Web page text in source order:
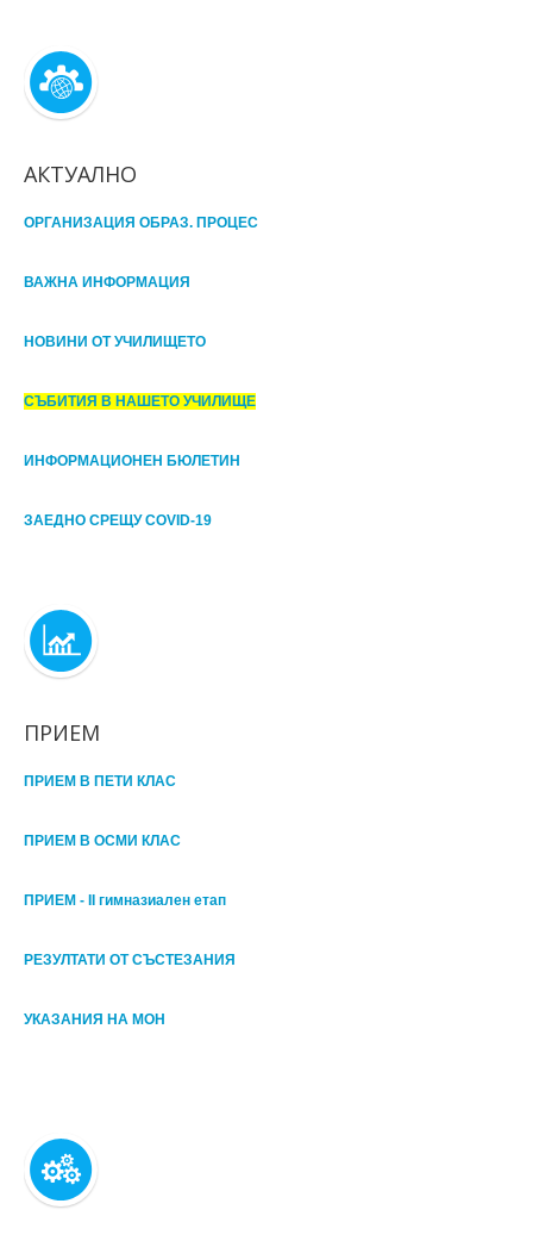
АКТУАЛНО
ОРГАНИЗАЦИЯ ОБРАЗ. ПРОЦЕС
ВАЖНА ИНФОРМАЦИЯ
НОВИНИ ОТ УЧИЛИЩЕТО
СЪБИТИЯ В НАШЕТО УЧИЛИЩЕ
ИНФОРМАЦИОНЕН БЮЛЕТИН
ЗАЕДНО СРЕЩУ COVID-19
ПРИЕМ
ПРИЕМ В ПЕТИ КЛАС
ПРИЕМ В ОСМИ КЛАС
ПРИЕМ - II гимназиален етап
РЕЗУЛТАТИ ОТ СЪСТЕЗАНИЯ
УКАЗАНИЯ НА МОН